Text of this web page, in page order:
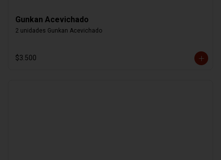
Gunkan Acevichado
2 unidades Gunkan Acevichado
$3.500